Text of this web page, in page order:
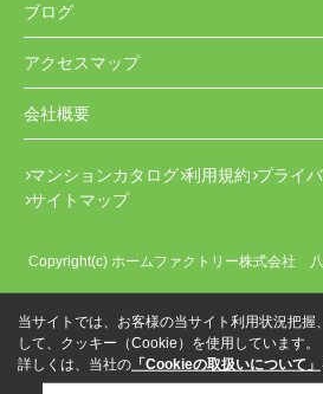
ブログ
アクセスマップ
会社概要
マンションカタログ 利用規約 プライ
サイトマップ
Copyright(c) ホームファクトリー株式会社
当サイトでは、お客様の当サイト利用状況把握
して、クッキー（Cookie）を使用しています。
詳しくは、当社の 「Cookieの取扱いについて」